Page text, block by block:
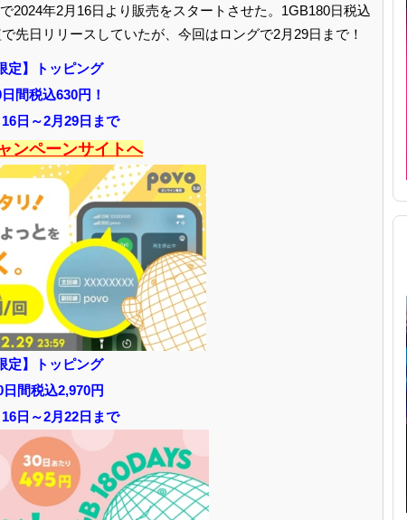
2024年2月16日より販売をスタートさせた。1GB180日税込
先日リリースしていたが、今回はロングで2月29日まで！
定】トッピング
間税込630円！
日～2月29日まで
ンペーンサイトへ
定】トッピング
間税込2,970円
日～2月22日まで